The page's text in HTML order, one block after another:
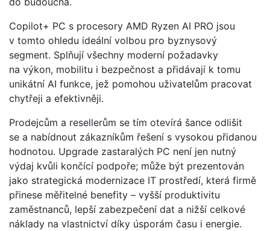
Copilot+ PC s procesory AMD Ryzen AI PRO jsou
v tomto ohledu ideální volbou pro byznysový
segment. Splňují všechny moderní požadavky
na výkon, mobilitu i bezpečnost a přidávají k tomu
unikátní AI funkce, jež pomohou uživatelům pracovat
chytřeji a efektivněji.
Prodejcům a resellerům se tím otevírá šance odlišit
se a nabídnout zákazníkům řešení s vysokou přidanou
hodnotou. Upgrade zastaralých PC není jen nutný
výdaj kvůli končící podpoře; může být prezentován
jako strategická modernizace IT prostředí, která firmě
přinese měřitelné benefity – vyšší produktivitu
zaměstnanců, lepší zabezpečení dat a nižší celkové
náklady na vlastnictví díky úsporám času i energie.